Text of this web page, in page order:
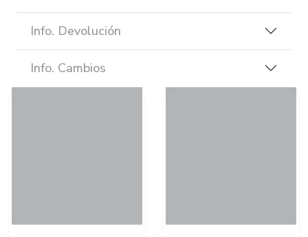
Info. Devolución
Info. Cambios